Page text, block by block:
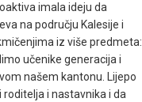
imala ideju da
na području Kalesije i
iz više predmeta:
učenike generacija i
našem kantonu. Lijepo
i nastavnika i da